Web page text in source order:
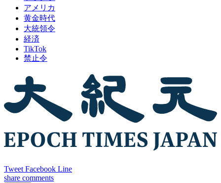
アメリカ
黄金時代
大統領令
経済
TikTok
禁止令
Tweet Facebook Line
share comments